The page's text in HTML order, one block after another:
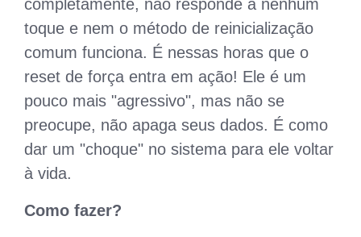
completamente, não responde a nenhum
toque e nem o método de reinicialização
comum funciona. É nessas horas que o
reset de força entra em ação! Ele é um
pouco mais "agressivo", mas não se
preocupe, não apaga seus dados. É como
dar um "choque" no sistema para ele voltar
à vida.
Como fazer?